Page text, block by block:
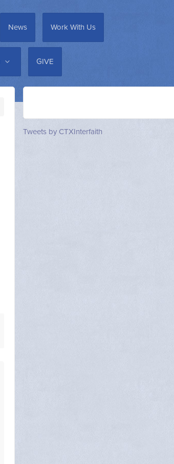
News Work With Us
GIVE
Tweets by CTXInterfaith